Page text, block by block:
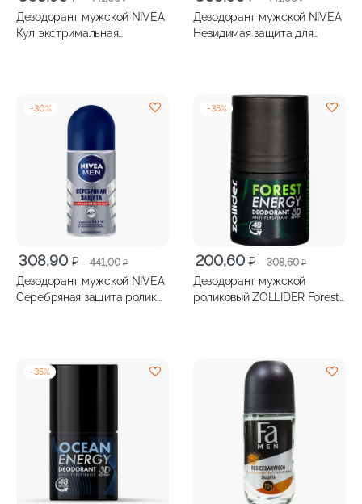
цена
составляла
цена:
308,90 ₽.
Дезодорант мужской NIVEA
Кул экстримальная
цена
составляла
цена:
308,90 ₽.
Дезодорант мужской NIVEA
Невидимая защита для
-30%
441,00₽
Первоначальная
цена
составляла
308,90 ₽
Текущая
цена:
308,90 ₽.
Дезодорант мужской NIVEA
Серебряная защита ролик
-35%
308,60₽
Первоначальная
цена
составляла
200,60 ₽
Текущая
цена:
200,60 ₽.
Дезодорант мужской
роликовый ZOLLIDER Forest
-35%